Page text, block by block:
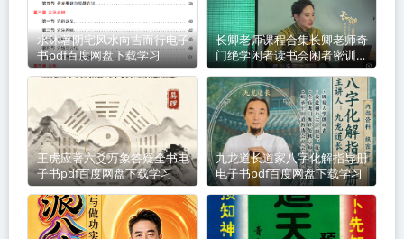
水沐著阴宅风水向吉而行电子
书pdf百度网盘下载学习
长卿老师课程合集长卿老师奇
门绝学闲者读书会闲者密训视
频课程百度网盘下载学习
王虎应著六爻万象答疑全书电
子书pdf百度网盘下载学习
九龙道长道家八字化解指导册
电子书pdf百度网盘下载学习